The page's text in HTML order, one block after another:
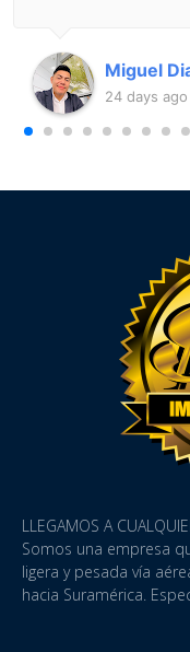
Miguel
24 days ago
LLEGAMOS A
Somos una empresa
ligera y pesada vía
hacia Suramérica.